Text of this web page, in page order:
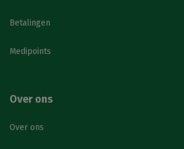
Betalingen
Medipoints
Over ons
Over ons